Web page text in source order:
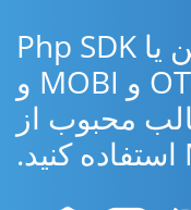
از برنامه رایگان آنلاین یا Php SDK
برای تبدیل بین OTT و MOBI و
محبوب از